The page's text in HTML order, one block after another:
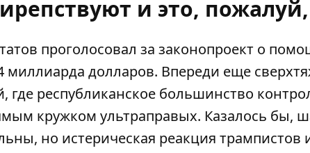
и это,
проголосовал за законопроект о
миллиарда долларов. Впереди еще
где республиканское большинство
кружком ультраправых. Казалось бы,
но истерическая реакция